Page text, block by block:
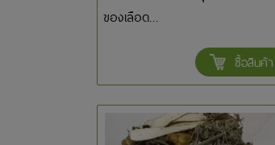
ของเลือด...
ซื้อสินค้า